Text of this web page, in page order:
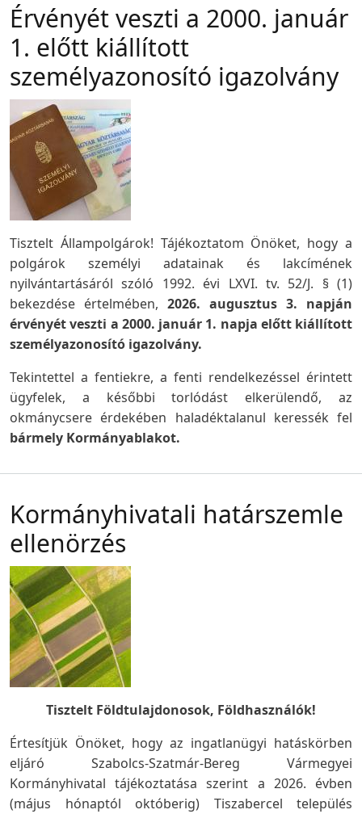
Érvényét veszti a 2000. január
1. előtt kiállított
személyazonosító igazolvány
Tisztelt Állampolgárok! Tájékoztatom Önöket, hogy a
polgárok személyi adatainak és lakcímének
nyilvántartásáról szóló 1992. évi LXVI. tv. 52/J. § (1)
bekezdése értelmében, 2026. augusztus 3. napján
érvényét veszti a 2000. január 1. napja előtt kiállított
személyazonosító igazolvány.
Tekintettel a fentiekre, a fenti rendelkezéssel érintett
ügyfelek, a későbbi torlódást elkerülendő, az
okmánycsere érdekében haladéktalanul keressék fel
bármely Kormányablakot.
Kormányhivatali határszemle
ellenörzés
Tisztelt Földtulajdonosok, Földhasználók!
Értesítjük Önöket, hogy az ingatlanügyi hatáskörben
eljáró Szabolcs-Szatmár-Bereg Vármegyei
Kormányhivatal tájékoztatása szerint a 2026. évben
(május hónaptól októberig) Tiszabercel település